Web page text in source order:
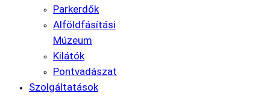
Parkerdők
Alföldfásítási
Múzeum
Kilátók
Pontvadászat
Szolgáltatások